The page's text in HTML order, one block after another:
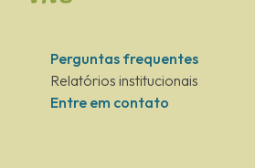
Perguntas frequentes
Relatórios institucionais
Entre em contato